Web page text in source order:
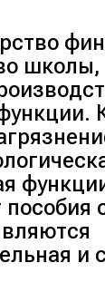
школы,
пособия
и